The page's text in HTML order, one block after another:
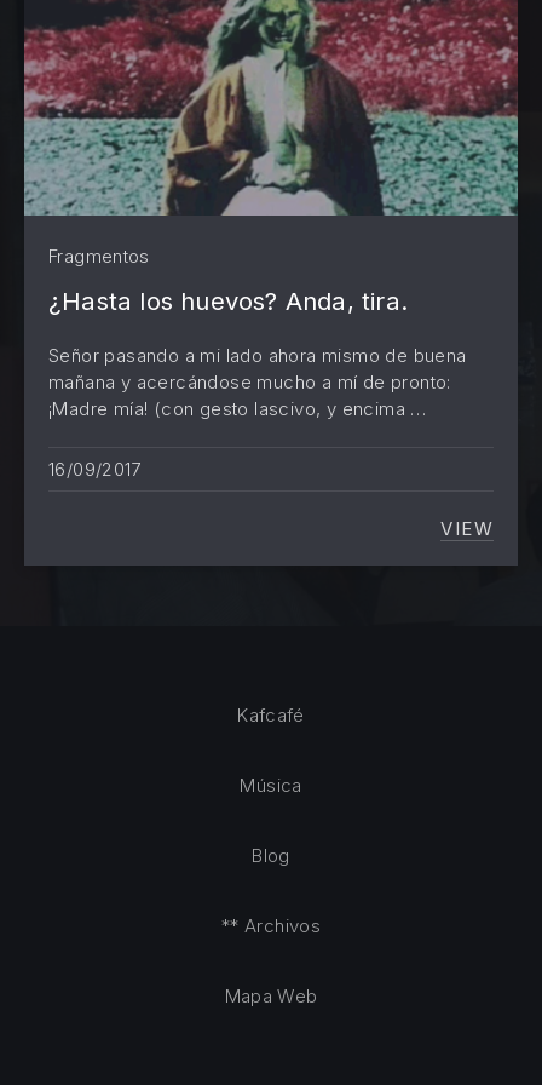
Fragmentos
¿Hasta los huevos? Anda, tira.
Señor pasando a mi lado ahora mismo de buena
mañana y acercándose mucho a mí de pronto:
¡Madre mía! (con gesto lascivo, y encima …
16/09/2017
VIEW
Kafcafé
Música
Blog
** Archivos
Mapa Web